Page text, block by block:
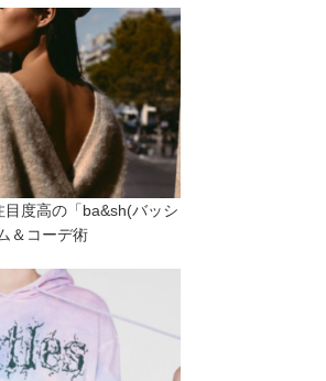
度高の「ba&sh(バッシ
＆コーデ術